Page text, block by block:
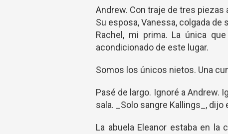
Andrew. Con traje de tres piezas
Su esposa, Vanessa, colgada
Rachel, mi prima. La única
acondicionado de este lugar.
Somos los únicos nietos. Una
Pasé de largo. Ignoré a Andrew.
sala. _Solo sangre Kallings_, dijo
La abuela Eleanor estaba en la